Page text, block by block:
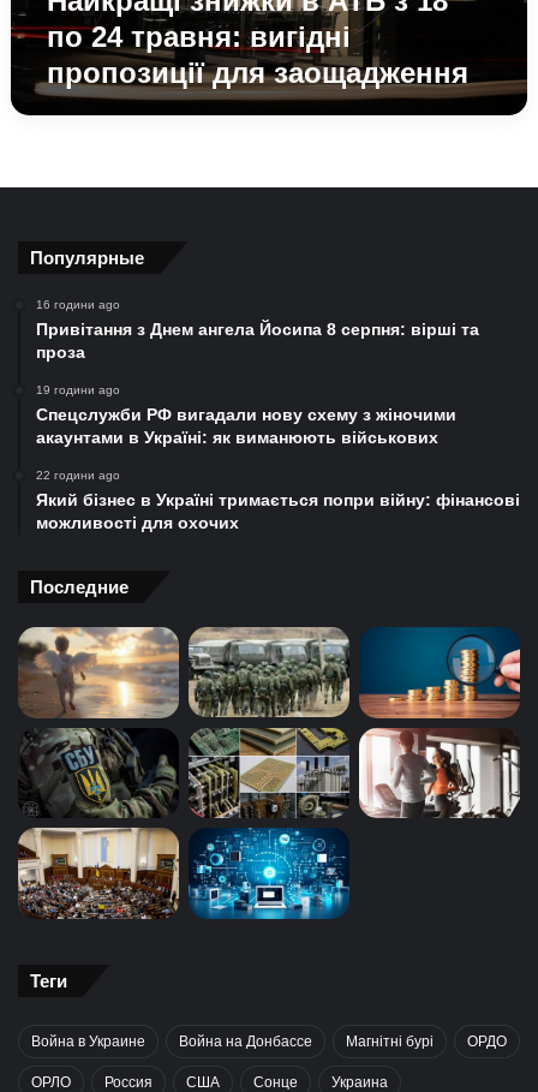
пропозиції
для
заощадження
по 24 травня: вигідні
пропозиції для заощадження
Популярные
16 години ago
Привітання з Днем ангела Йосипа 8 серпня: вірші та
проза
19 години ago
Спецслужби РФ вигадали нову схему з жіночими
акаунтами в Україні: як виманюють військових
22 години ago
Який бізнес в Україні тримається попри війну: фінансові
можливості для охочих
Последние
Теги
Война в Украине Война на Донбассе Магнітні бурі ОРДО
ОРЛО Россия США Сонце Украина